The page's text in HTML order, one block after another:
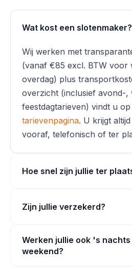
Wat kost een slotenmaker?
Wij werken met
(vanaf €85 excl. BTW voor
overdag) plus
overzicht (inclusief avond-,
feestdagtarieven) vindt u
tarievenpagina. U krijgt
vooraf, telefonisch of ter
Hoe snel zijn jullie ter
Zijn jullie verzekerd?
Werken jullie ook 's
weekend?